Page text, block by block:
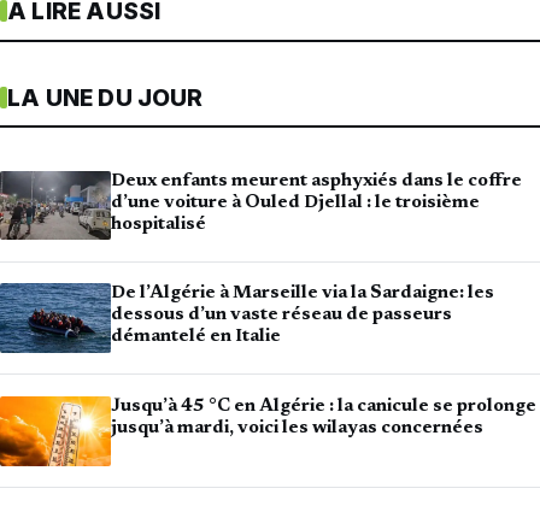
À LIRE AUSSI
LA UNE DU JOUR
Deux enfants meurent asphyxiés dans le coffre
d’une voiture à Ouled Djellal : le troisième
hospitalisé
De l’Algérie à Marseille via la Sardaigne: les
dessous d’un vaste réseau de passeurs
démantelé en Italie
Jusqu’à 45 °C en Algérie : la canicule se prolonge
jusqu’à mardi, voici les wilayas concernées